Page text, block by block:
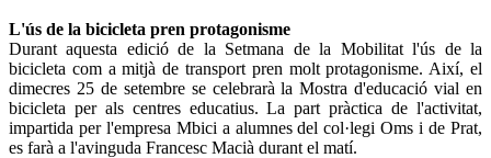
L'ús de la bicicleta pren protagonisme
Durant aquesta edició de la Setmana de la Mobilitat l'ús de la
bicicleta com a mitjà de transport pren molt protagonisme. Així, el
dimecres 25 de setembre se celebrarà la Mostra d'educació vial en
bicicleta per als centres educatius. La part pràctica de l'activitat,
impartida per l'empresa Mbici a alumnes del col·legi Oms i de Prat,
es farà a l'avinguda Francesc Macià durant el matí.